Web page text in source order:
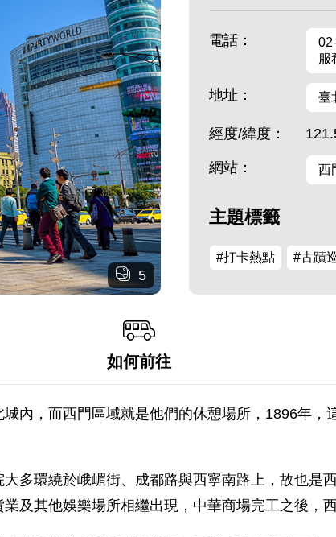
5
電話：
服
地址： 臺
經度/緯度：
網站： 西
主題標籤
#打卡熱點 #古蹟
如何前往
內，而西門區域就是他們的休憩場所，1896年，
多環繞於峨嵋街、成都路與西寧南路上，故也是
及其他娛樂場所相繼出現，中華商場完工之後，